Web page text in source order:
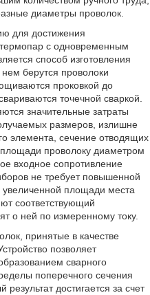
диаметры проволок.
для достижения
с одновременным
способ изготовления
берутся проволоки
проковкой до
точечной сваркой.
значительные затраты
размеров, излишне
элемента, сечение отводящих
проволоку диаметром
входное сопротивление
не требует повышенной
увеличенной площади места
соответствующий
о ней по измеренному току.
принятые в качестве
позволяет
сварного
поперечного сечения
достигается за счет